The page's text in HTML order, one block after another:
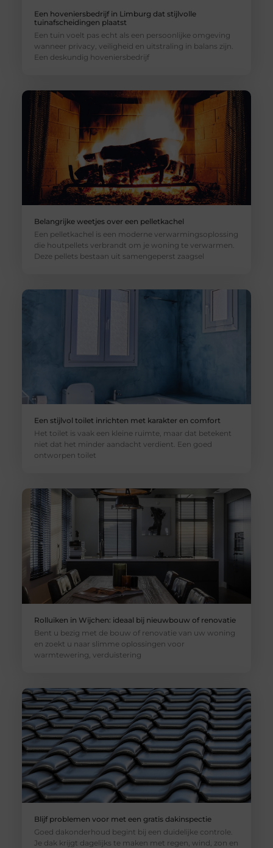
Een hoveniersbedrijf in Limburg dat stijlvolle
tuinafscheidingen plaatst
Een tuin voelt pas echt als een persoonlijke omgeving
wanneer privacy, veiligheid en uitstraling in balans zijn.
Een deskundig hoveniersbedrijf
Belangrijke weetjes over een pelletkachel
Een pelletkachel is een moderne verwarmingsoplossing
die houtpellets verbrandt om je woning te verwarmen.
Deze pellets bestaan uit samengeperst zaagsel
Een stijlvol toilet inrichten met karakter en comfort
Het toilet is vaak een kleine ruimte, maar dat betekent
niet dat het minder aandacht verdient. Een goed
ontworpen toilet
Rolluiken in Wijchen: ideaal bij nieuwbouw of renovatie
Bent u bezig met de bouw of renovatie van uw woning
en zoekt u naar slimme oplossingen voor
warmtewering, verduistering
Blijf problemen voor met een gratis dakinspectie
Goed dakonderhoud begint bij een duidelijke controle.
Je dak krijgt dagelijks te maken met regen, wind, zon en